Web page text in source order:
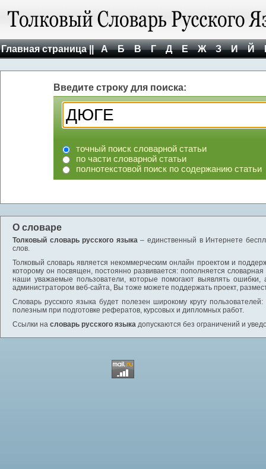
Главная страница || А Б В Г Д Е Ж З И Й
Введите строку для поиска:
точный поиск словарной статьи
по части словарной статьи
полнотекстовой поиск по содержанию статьи
О словаре
Толковый словарь русского языка– единственный в Интернете
слов.
Толковый словарь является некоммерческим онлайн проектом и
которому он посвящен, постоянно развивается: пополняется
наши уважаемые пользователи, которые помогают выявлять
администратором веб-сайта, Вы тоже можете поддержать проект,
Словарь русского языка будет полезен широкому кругу
полезным при подготовке рефератов, курсовых и дипломных работ.
Ссылки на словарь русского языка допускаются без ограничений и